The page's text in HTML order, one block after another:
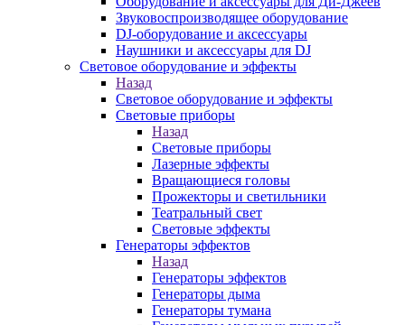
Звуковоспроизводящее оборудование
DJ-оборудование и аксессуары
Наушники и аксессуары для DJ
Световое оборудование и эффекты
Назад
Световое оборудование и эффекты
Световые приборы
Назад
Световые приборы
Лазерные эффекты
Вращающиеся головы
Прожекторы и светильники
Театральный свет
Световые эффекты
Генераторы эффектов
Назад
Генераторы эффектов
Генераторы дыма
Генераторы тумана